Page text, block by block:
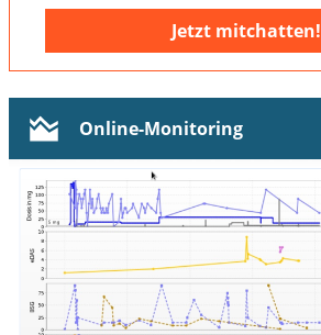
Jetzt mitchatten!
Online-Monitoring